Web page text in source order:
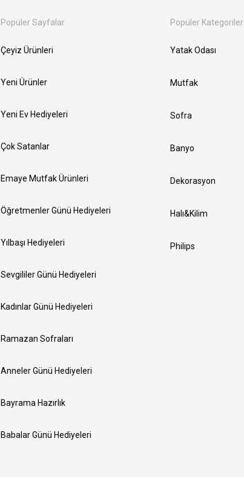
Popüler Sayfalar
Çeyiz Ürünleri
Yeni Ürünler
Yeni Ev Hediyeleri
Çok Satanlar
Emaye Mutfak Ürünleri
Öğretmenler Günü Hediyeleri
Yılbaşı Hediyeleri
Sevgililer Günü Hediyeleri
Kadınlar Günü Hediyeleri
Ramazan Sofraları
Anneler Günü Hediyeleri
Bayrama Hazırlık
Babalar Günü Hediyeleri
Popüler Kategoriler
Yatak Odası
Mutfak
Sofra
Banyo
Dekorasyon
Halı&Kilim
Philips